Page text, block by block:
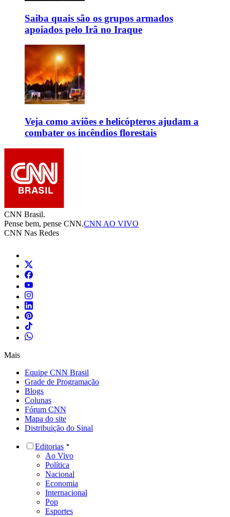
Saiba quais são os grupos armados
apoiados pelo Irã no Iraque
Veja como aviões e helicópteros ajudam a
combater os incêndios florestais
CNN Brasil.
Pense bem, pense CNN.CNN AO VIVO
CNN Nas Redes
Mais
Equipe CNN Brasil
Grade de Programação
Blogs
Colunas
Fórum CNN
Mapa do site
Distribuição do Sinal
Editorias
Ao Vivo
Política
Nacional
Economia
Internacional
Pop
Esportes